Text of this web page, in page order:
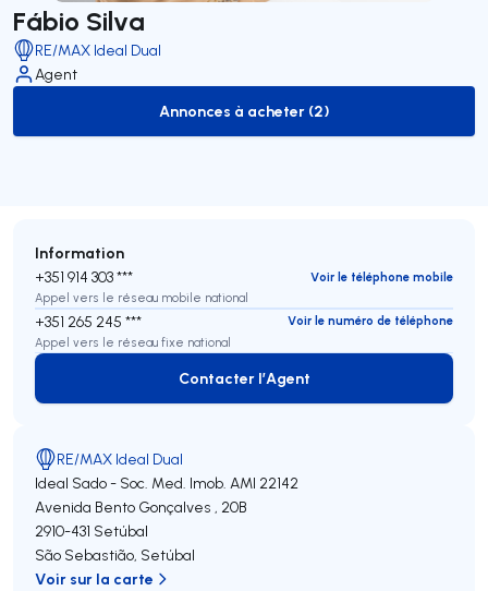
Fábio Silva
RE/MAX Ideal Dual
Agent
to-buy-listing
Annonces à acheter (2)
Information
+351 914 303 ***
Voir le téléphone mobile
Appel vers le réseau mobile national
+351 265 245 ***
Voir le numéro de téléphone
Appel vers le réseau fixe national
Contacter l’Agent
Contacter l’Agent
RE/MAX Ideal Dual
Ideal Sado - Soc. Med. Imob. AMI 22142
Avenida Bento Gonçalves , 20B
2910-431 Setúbal
São Sebastião, Setúbal
Voir sur la carte